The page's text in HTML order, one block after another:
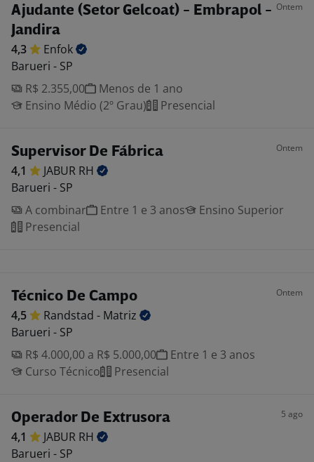
Ajudante (Setor Gelcoat) - Embrapol -
Jandira
Ontem
4,3
Enfok
Barueri - SP
R$ 2.355,00
Menos de 1 ano
Ensino Médio (2º Grau)
Presencial
Supervisor De Fábrica Ontem
4,1 JABUR RH
Barueri - SP
A combinar
Entre 1 e 3 anos
Ensino Superior
Presencial
Técnico De Campo Ontem
4,5 Randstad - Matriz
Barueri - SP
R$ 4.000,00 a R$ 5.000,00
Entre 1 e 3 anos
Curso Técnico
Presencial
Operador De Extrusora 5 ago
4,1 JABUR RH
Barueri - SP